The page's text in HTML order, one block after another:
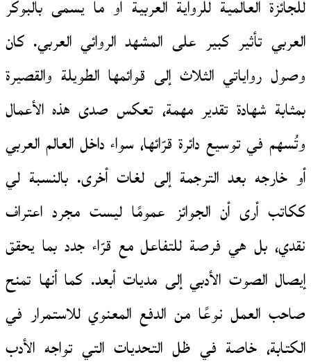
للجائزة العالمية للرواية العربية أو ما يسمى بالبوكر
العربي تأثير كبير على المشهد الروائي العربي. كان
وصول رواياتي الثلاث إلى قوائمها الطويلة والقصيرة
بمثابة شهادة تقدير مهمة، تعكس صدى هذه الأعمال
وتُسهم في توسيع دائرة قرّائها، سواء داخل العالم العربي
أو خارجه بعد الترجمة إلى لغات أخرى. بالنسبة لي
ككاتب أرى أن الجوائز عمومًا ليست مجرد اعتراف
نقدي، بل هي فرصة للتفاعل مع قرّاء جدد بما يحقق
إيصال الصوت الأدبي إلى مديات أبعد. كما أنها تمنح
صاحب العمل نوعًا من الدفع المعنوي للاستمرار في
الكتابة، خاصة في ظل التحديات التي تواجه الأدب